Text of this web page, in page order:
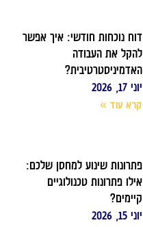
דוח נוכחות חודשי: איך אפשר
להקל את העבודה
האדמיניסטרטיבית?
יוני 17, 2026
קרא עוד »
פתרונות שינוע למחסן שלכם:
אילו פתרונות טכנולוגיים
קיימים?
יוני 15, 2026